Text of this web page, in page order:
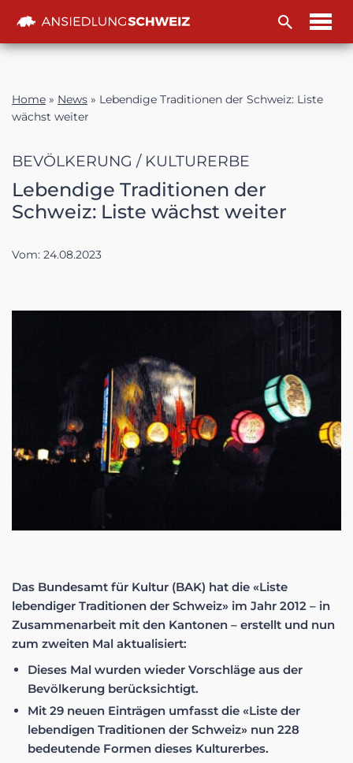
Zum
Home » News » Lebendige Traditionen der Schweiz: Liste
wächst weiter
BEVÖLKERUNG / KULTURERBE
Lebendige Traditionen der
Schweiz: Liste wächst weiter
Vom: 24.08.2023
Das Bundesamt für Kultur (BAK) hat die «Liste
lebendiger Traditionen der Schweiz» im Jahr 2012 – in
Zusammenarbeit mit den Kantonen – erstellt und nun
zum zweiten Mal aktualisiert:
Dieses Mal wurden wieder Vorschläge aus der
Bevölkerung berücksichtigt.
Mit 29 neuen Einträgen umfasst die «Liste der
lebendigen Traditionen der Schweiz» nun 228
bedeutende Formen dieses Kulturerbes.